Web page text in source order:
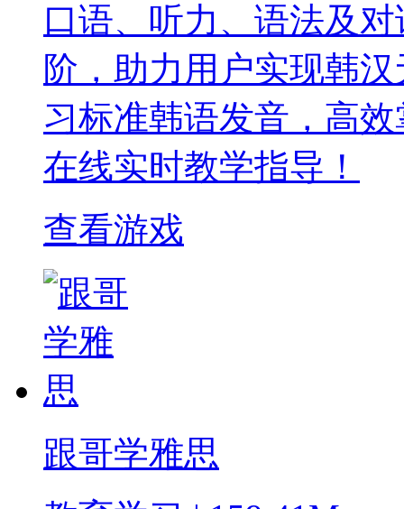
口语、听力、语法及
阶，助力用户实现韩
习标准韩语发音，高
在线实时教学指导！
查看游戏
跟哥学雅思